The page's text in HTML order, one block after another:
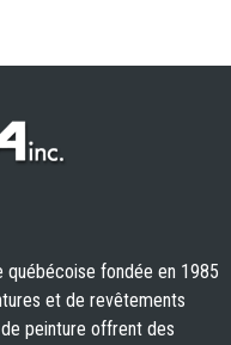
québécoise fondée en 1985
et de revêtements
peinture offrent des